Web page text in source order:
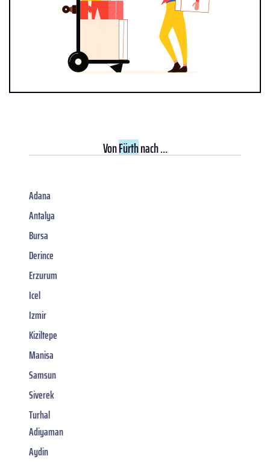
VonFürthnach ...
Adana
Antalya
Bursa
Derince
Erzurum
Icel
Izmir
Kiziltepe
Manisa
Samsun
Siverek
Turhal
Adiyaman
Aydin